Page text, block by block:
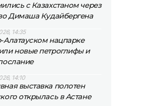
с Казахстаном через
Димаша Кудайбергена
14:35
нацпарке
новые петроглифы и
14:10
выставка полотен
открылась в Астане